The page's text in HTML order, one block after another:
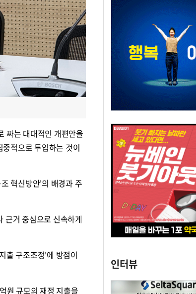
짜는 대대적인 개편안을
적으로 투입하는 것이
혁신방안'의 배경과 주
근거 중심으로 신속하게
출 구조조정'에 방점이
원 규모의 재정 지출을
인터뷰